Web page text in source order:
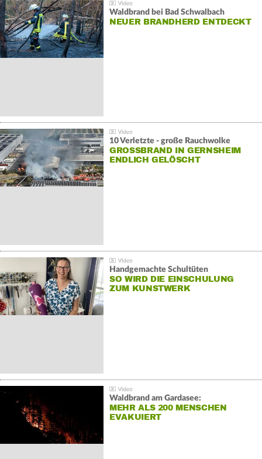
Waldbrand bei Bad Schwalbach
NEUER BRANDHERD ENTDECKT
10 Verletzte - große Rauchwolke
GROSSBRAND IN GERNSHEIM E
NDLICH GELÖSCHT
Handgemachte Schultüten
SO WIRD DIE EINSCHULUNG
ZUM KUNSTWERK
Waldbrand am Gardasee:
MEHR ALS 200 MENSCHEN
EVAKUIERT